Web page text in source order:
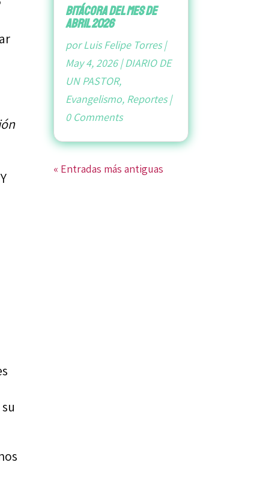
bitácora del mes de
abril 2026
porLuis Felipe Torres|
May 4, 2026|DIARIO DE
UN PASTOR,
Evangelismo, Reportes|
0 Comments
« Entradas más antiguas